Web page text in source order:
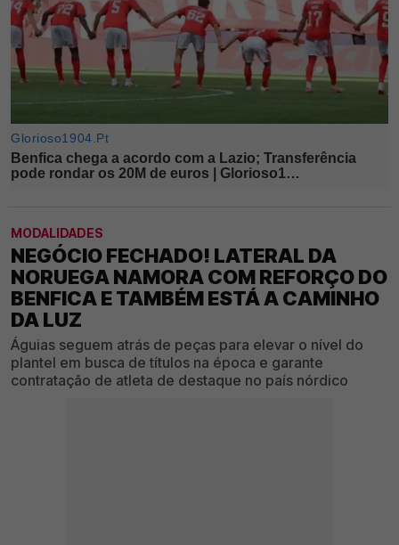
MODALIDADES
NEGÓCIO FECHADO! LATERAL DA
NORUEGA NAMORA COM REFORÇO DO
BENFICA E TAMBÉM ESTÁ A CAMINHO
DA LUZ
Águias seguem atrás de peças para elevar o nível do
plantel em busca de títulos na época e garante
contratação de atleta de destaque no país nórdico